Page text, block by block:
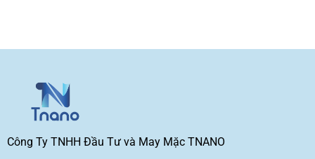
Công Ty TNHH Đầu Tư và May Mặc TNANO